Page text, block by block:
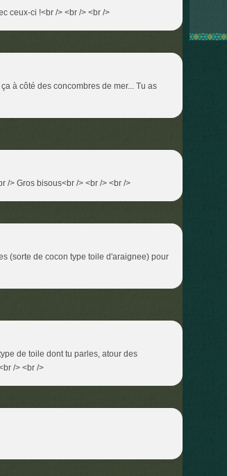
ceux-ci !<br /> <br /> <br />
à côté des concombres de mer... Tu as
> Gros bisous<br /> <br /> <br />
(sorte de cocon type toile d'araignee) pour
de toile dont tu parles, atour des
/> <br />